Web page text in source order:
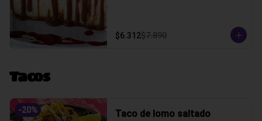
$6.312$7.890
Tacos
-20% Taco de lomo saltado